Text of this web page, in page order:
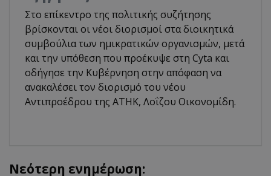
Στο επίκεντρο της πολιτικής συζήτησης
βρίσκονται οι νέοι διορισμοί στα διοικητικά
συμβούλια των ημικρατικών οργανισμών, μετά
και την υπόθεση που προέκυψε στη Cyta και
οδήγησε την Κυβέρνηση στην απόφαση να
ανακαλέσει τον διορισμό του νέου
Αντιπροέδρου της ΑΤΗΚ, Λοΐζου Οικονομίδη.
Νεότερη ενημέρωση: